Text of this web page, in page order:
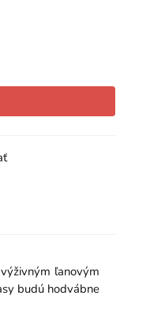
ľanovým
budú hodvábne